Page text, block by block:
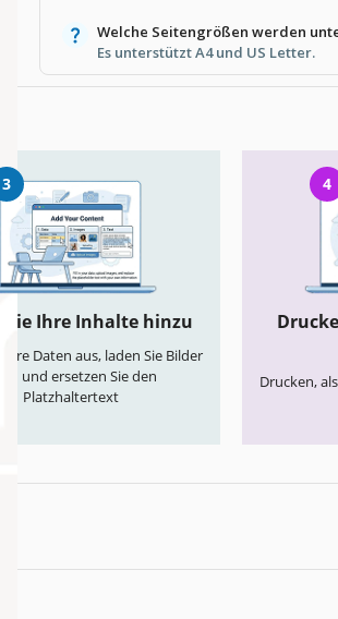
Welche Seitengrößen werden
Es unterstützt A4 und US Letter.
3
Sie Ihre Inhalte hinzu
Ihre Daten aus, laden Sie Bilder
und ersetzen Sie den
Platzhaltertext
4
Drucken,